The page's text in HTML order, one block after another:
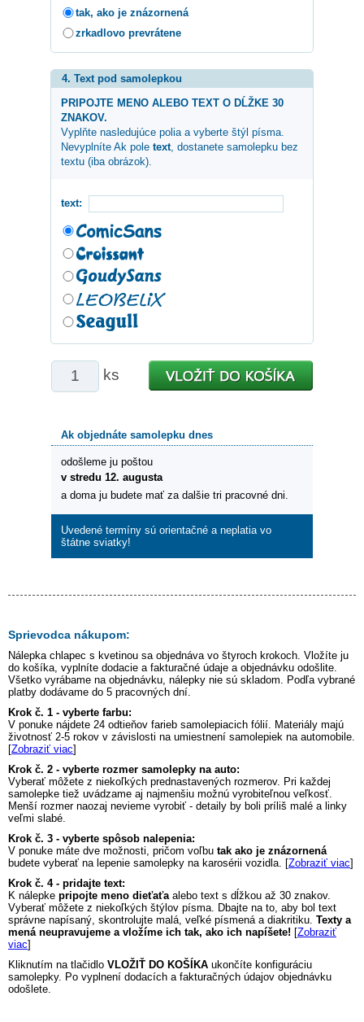
tak, ako je znázornená
zrkadlovo prevrátene
4. Text pod samolepkou
PRIPOJTE MENO ALEBO TEXT O DĹŽKE 30
ZNAKOV.
Vyplňte nasledujúce polia a vyberte štýl písma.
Nevyplníte Ak pole text, dostanete samolepku bez
textu (iba obrázok).
text:
ks
Ak objednáte samolepku dnes
odošleme ju poštou
v stredu 12. augusta
a doma ju budete mať za dalšie tri pracovné dni.
Uvedené termíny sú orientačné a neplatia vo
štátne sviatky!
Sprievodca nákupom:
Nálepka chlapec s kvetinou sa objednáva vo štyroch krokoch. Vložíte ju
do košíka, vyplníte dodacie a fakturačné údaje a objednávku odošlite.
Všetko vyrábame na objednávku, nálepky nie sú skladom. Podľa vybrané
platby dodávame do 5 pracovných dní.
Krok č. 1 - vyberte farbu:
V ponuke nájdete 24 odtieňov farieb samolepiacich fólií. Materiály majú
životnosť 2-5 rokov v závislosti na umiestnení samolepiek na automobile.
[Zobraziť viac]
Krok č. 2 - vyberte rozmer samolepky na auto:
Vyberať môžete z niekoľkých prednastavených rozmerov. Pri každej
samolepke tiež uvádzame aj najmenšiu možnú vyrobiteľnou veľkosť.
Menší rozmer naozaj nevieme vyrobiť - detaily by boli príliš malé a linky
veľmi slabé.
Krok č. 3 - vyberte spôsob nalepenia:
V ponuke máte dve možnosti, pričom voľbu tak ako je znázornená
budete vyberať na lepenie samolepky na karosérii vozidla. [Zobraziť viac]
Krok č. 4 - pridajte text:
K nálepke pripojte meno dieťaťaalebo text s dĺžkou až 30 znakov.
Vyberať môžete z niekoľkých štýlov písma. Dbajte na to, aby bol text
správne napísaný, skontrolujte malá, veľké písmená a diakritiku. Texty a
mená neupravujeme a vložíme ich tak, ako ich napíšete! [Zobraziť
viac]
Kliknutím na tlačidlo VLOŽIŤ DO KOŠÍKA ukončíte konfiguráciu
samolepky. Po vyplnení dodacích a fakturačných údajov objednávku
odošlete.